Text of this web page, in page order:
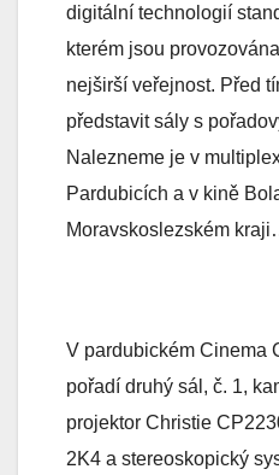
digitální technologií
kterém jsou
nejširší veřejnost. Před
představit sály s
Nalezneme je v
Pardubicích a v kině
Moravskoslezském
V pardubickém Cinema
pořadí druhý sál, č. 1,
projektor Christie
2K4 a stereoskopický